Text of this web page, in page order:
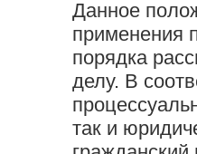
Данное
применения
порядка
делу. В
так и